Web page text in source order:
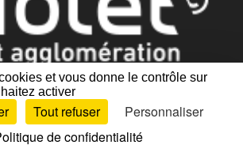
et vous donne le contrôle sur
activer
Tout refuser
Personnaliser
de confidentialité
de confidentialité
Accessibilité : partiellement conforme